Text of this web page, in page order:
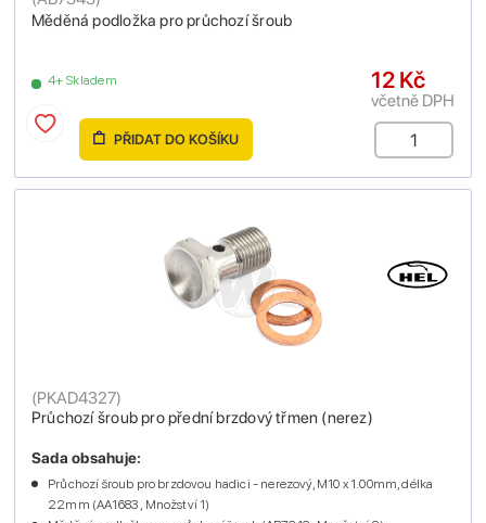
Měděná podložka pro průchozí šroub
4+ Skladem 12 Kč
včetně DPH
PŘIDAT DO KOŠÍKU
Průchozí šroub pro přední brzdový třmen (nerez)
(PKAD4327)
Sada obsahuje:
Průchozí šroub pro brzdovou hadici - nerezový, M10 x 1.00mm, délka
22mm (AA1683 , Množství 1)